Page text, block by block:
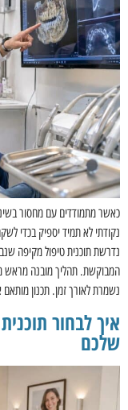
כאשר מתמודדים עם מחסור
נקודתי לא תמיד יספיק בכדי
נדרשת תוכנית טיפול מקיפה
המבוקשת. תהליך מובנה מראש
נשמרת לאורך זמן. תכנון
איך לבחור
שלכם